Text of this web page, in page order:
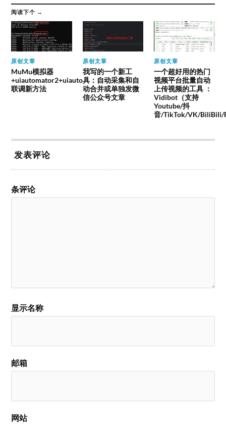
阅读下个 →
原创文章
MuMu模拟器
+uiautomator2+uiauto
联调新方法
原创文章
我写的一个新工
具：自动采集和自
动合并或单独发微
信公众号文章
原创文章
一个超好用的热门
视频平台批量自动
上传视频的工具 ：
Vidibot（支持
Youtube/抖
音/TikTok/VK/BiliBili/
发表评论
条评论
显示名称
邮箱
网站